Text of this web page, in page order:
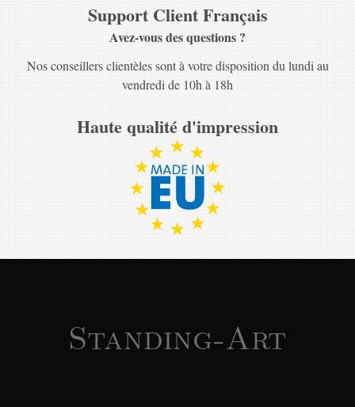
Support Client Français
Avez-vous des questions ?
Nos conseillers clientèles sont à votre disposition du lundi au
vendredi de 10h à 18h
Haute qualité d'impression
Standing-Art